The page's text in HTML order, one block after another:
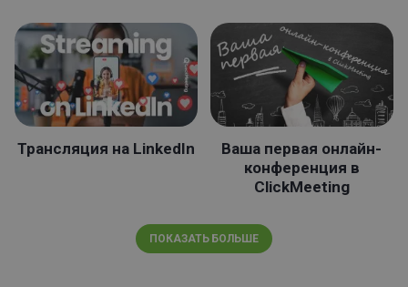
Трансляция на LinkedIn
Ваша первая онлайн-
конференция в
ClickMeeting
ПОКАЗАТЬ БОЛЬШЕ